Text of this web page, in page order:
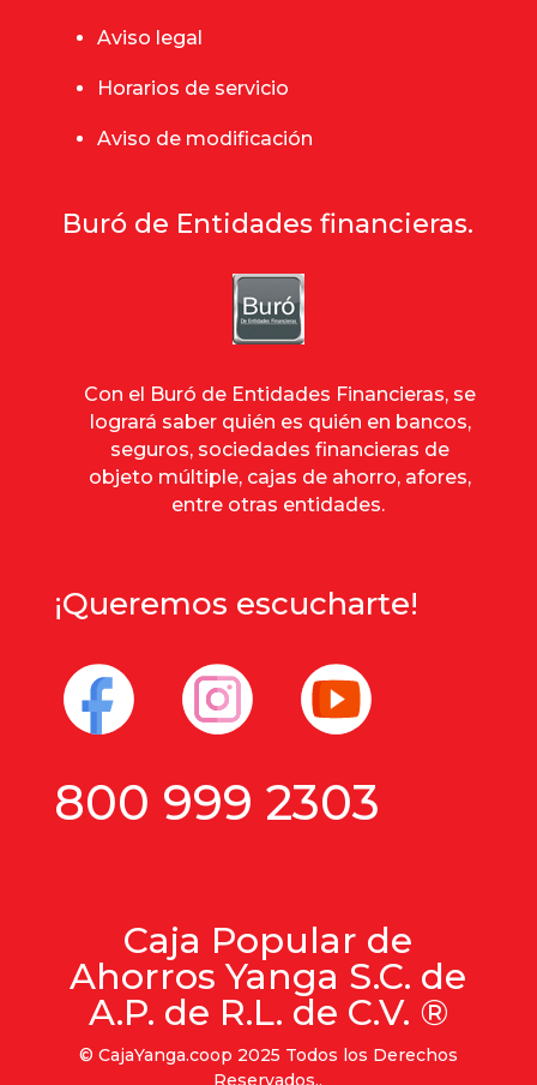
Aviso legal
Horarios de servicio
Aviso de modificación
Buró de Entidades financieras.
Con el Buró de Entidades Financieras, se
logrará saber quién es quién en bancos,
seguros, sociedades financieras de
objeto múltiple, cajas de ahorro, afores,
entre otras entidades.
¡Queremos escucharte!
800 999 2303
Caja Popular de
Ahorros Yanga S.C. de
A.P. de R.L. de C.V. ®
© CajaYanga.coop 2025 Todos los Derechos
Reservados..